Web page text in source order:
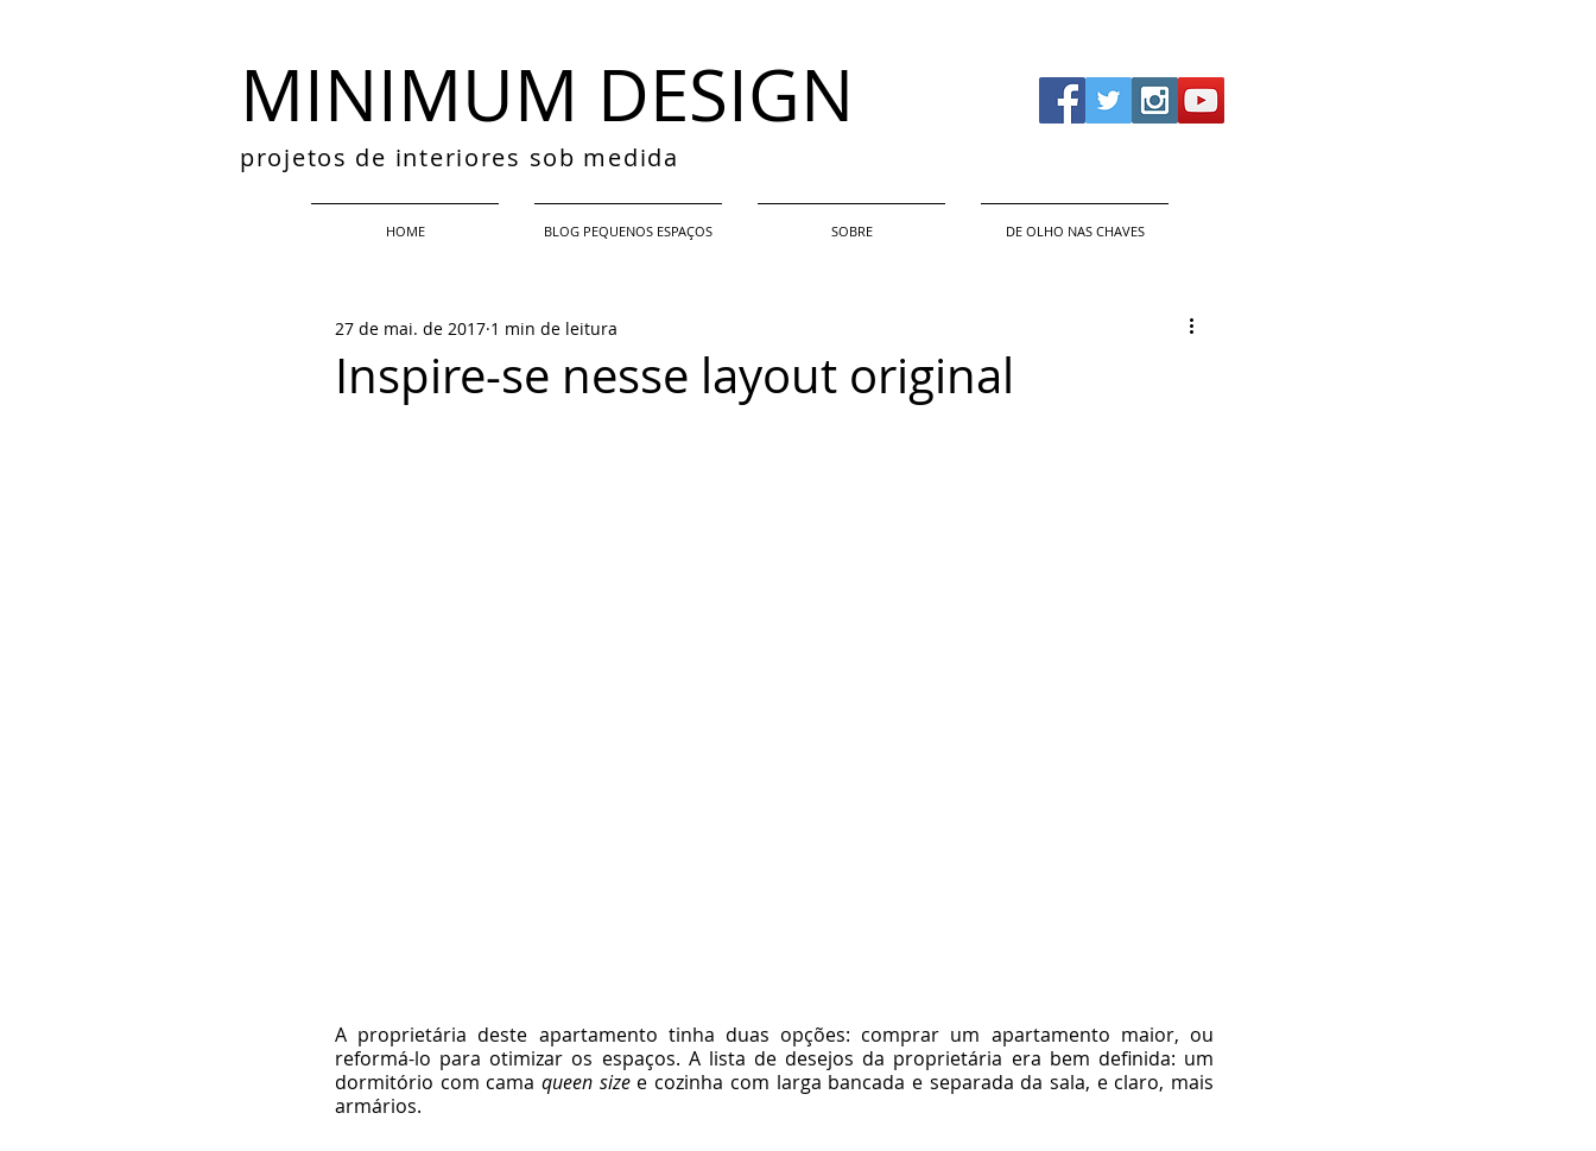
MINIMUM DESIGN
projetos de interiores sob medida
HOME BLOG PEQUENOS ESPAÇOS SOBRE DE OLHO NAS CHAVES
Inspire-se nesse layout original
27 de mai. de 2017 1 min de leitura
A proprietária deste apartamento tinha duas opções: comprar um apartamento maior, ou
reformá-lo para otimizar os espaços. A lista de desejos da proprietária era bem definida: um
dormitório com cama queen size e cozinha com larga bancada e separada da sala, e claro, mais
armários.